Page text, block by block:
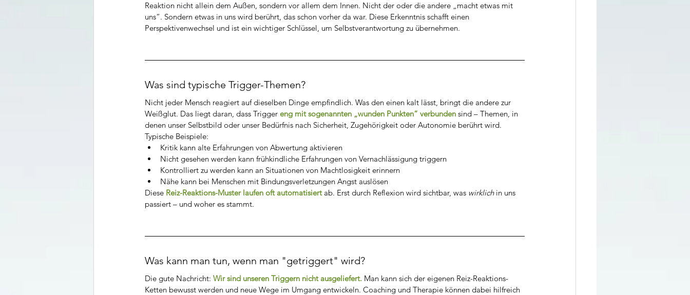
Reaktion nicht allein dem Außen, sondern vor allem dem Innen. Nicht der oder die andere „macht etwas mit
uns“. Sondern etwas in uns wird berührt, das schon vorher da war. Diese Erkenntnis schafft einen
Perspektivenwechsel und ist ein wichtiger Schlüssel, um Selbstverantwortung zu übernehmen.
Was sind typische Trigger-Themen?
Nicht jeder Mensch reagiert auf dieselben Dinge empfindlich. Was den einen kalt lässt, bringt die andere zur
Weißglut. Das liegt daran, dass Trigger eng mit sogenannten „wunden Punkten“ verbunden sind – Themen, in
denen unser Selbstbild oder unser Bedürfnis nach Sicherheit, Zugehörigkeit oder Autonomie berührt wird.
Typische Beispiele:
Kritik kann alte Erfahrungen von Abwertung aktivieren
Nicht gesehen werden kann frühkindliche Erfahrungen von Vernachlässigung triggern
Kontrolliert zu werden kann an Situationen von Machtlosigkeit erinnern
Nähe kann bei Menschen mit Bindungsverletzungen Angst auslösen
Diese Reiz-Reaktions-Muster laufen oft automatisiert ab. Erst durch Reflexion wird sichtbar, was wirklich in uns
passiert – und woher es stammt.
Was kann man tun, wenn man "getriggert" wird?
Die gute Nachricht: Wir sind unseren Triggern nicht ausgeliefert. Man kann sich der eigenen Reiz-Reaktions-
Ketten bewusst werden und neue Wege im Umgang entwickeln. Coaching und Therapie können dabei hilfreich